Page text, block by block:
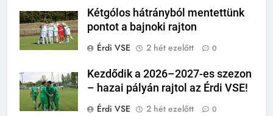
Kétgólos hátrányból mentettünk
pontot a bajnoki rajton
Érdi VSE
2 hét ezelőtt 0
Kezdődik a 2026–2027-es szezon
– hazai pályán rajtol az Érdi VSE!
Érdi VSE
2 hét ezelőtt 0